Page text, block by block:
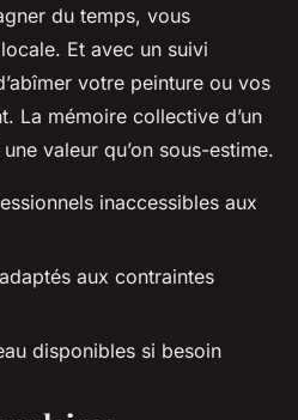
du temps, vous
Et avec un suivi
votre peinture ou vos
La mémoire collective d’un
valeur qu’on sous-estime.
inaccessibles aux
aux contraintes
disponibles si besoin